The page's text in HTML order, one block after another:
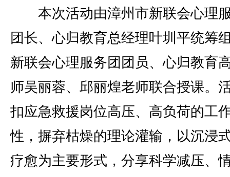
本次活动由漳州市新联会心理
团长、心归教育总经理叶圳平统筹
新联会心理服务团团员、心归教育
师吴丽蓉、邱丽煌老师联合授课。
扣应急救援岗位高压、高负荷的工
性，摒弃枯燥的理论灌输，以沉浸
疗愈为主要形式，分享科学减压、